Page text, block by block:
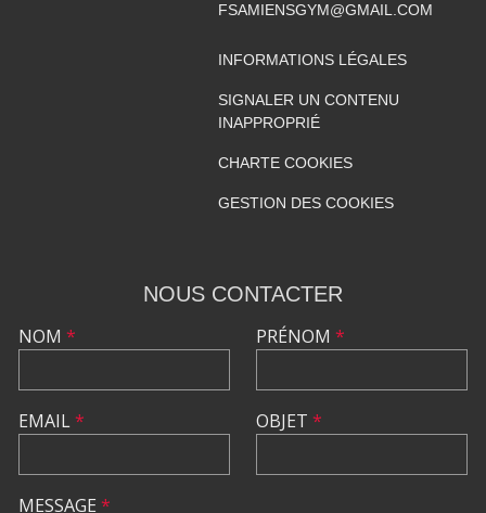
FSAMIENSGYM@GMAIL.COM
INFORMATIONS LÉGALES
SIGNALER UN CONTENU
INAPPROPRIÉ
CHARTE COOKIES
GESTION DES COOKIES
NOUS CONTACTER
NOM *
EMAIL*
PRÉNOM *
OBJET *
MESSAGE *